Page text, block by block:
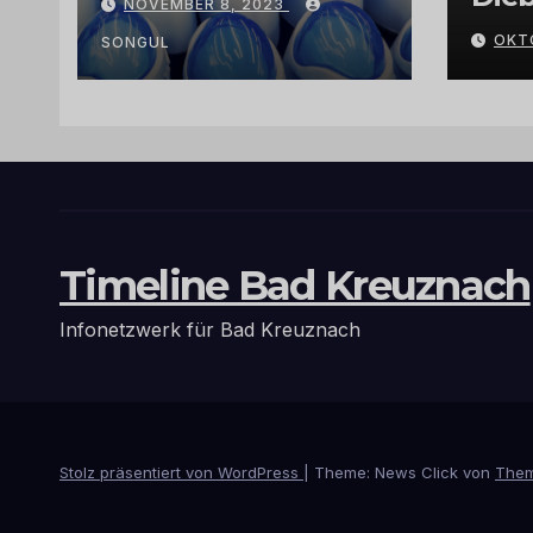
Arganöl,
Kaktusfeigenkernöl
und
vertrauenswürdige
NOVEMBER 8, 2023
SONGUL
Timeline Bad Kreuznach
Infonetzwerk für Bad Kreuznach
Stolz präsentiert von WordPress Theme: News Click von